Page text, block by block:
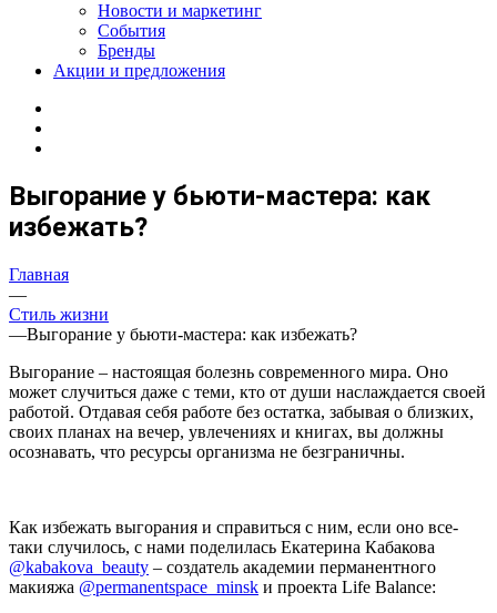
Новости и маркетинг
События
Бренды
Акции и предложения
Выгорание у бьюти-мастера: как
избежать?
Главная
—
Стиль жизни
—Выгорание у бьюти-мастера: как избежать?
Выгорание – настоящая болезнь современного мира. Оно
может случиться даже с теми, кто от души наслаждается своей
работой. Отдавая себя работе без остатка, забывая о близких,
своих планах на вечер, увлечениях и книгах, вы должны
осознавать, что ресурсы организма не безграничны.
Как избежать выгорания и справиться с ним, если оно все-
таки случилось, с нами поделилась Екатерина Кабакова
@kabakova_beauty – создатель академии перманентного
макияжа @permanentspace_minsk и проекта Life Balance: